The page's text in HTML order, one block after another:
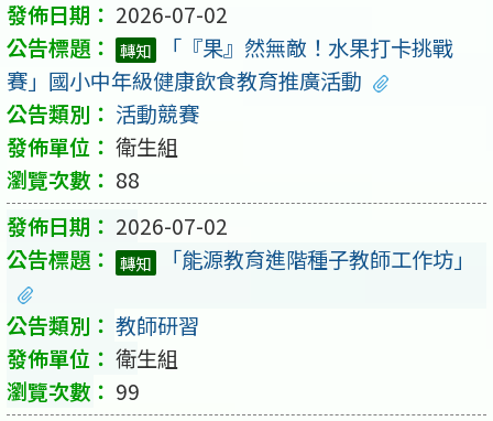
2026-07-02
轉知
「『果』然無敵！水果打卡挑戰
賽」國小中年級健康飲食教育推廣活動
活動競賽
衛生組
88
2026-07-02
轉知 「能源教育進階種子教師工作坊」
教師研習
衛生組
99